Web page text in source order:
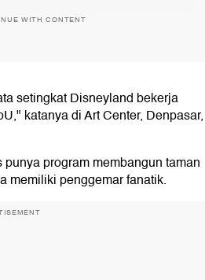
WITH CONTENT
setingkat Disneyland bekerja
katanya di Art Center, Denpasar,
program membangun taman
memiliki penggemar fanatik.